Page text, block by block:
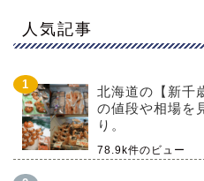
人気記事
北海道の【新千
の値段や相場を
り。
78.9k件のビュー